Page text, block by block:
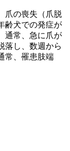
爪の喪失（爪脱
齢犬での発症が
通常、急に爪が
落し、数週から
常、罹患肢端